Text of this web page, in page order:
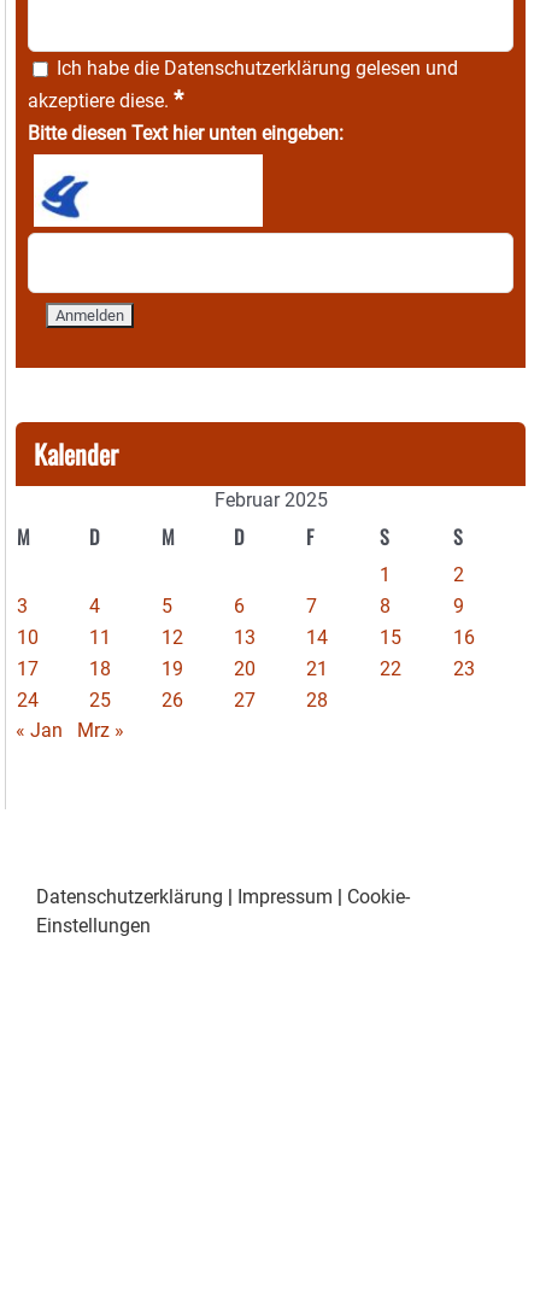
Ich habe die Datenschutzerklärung gelesen und
akzeptiere diese. *
Bitte diesen Text hier unten eingeben:
Kalender
Februar 2025
M D M D F S S
1
2
3
4 5 6 7 8
9
10
11 12 13 14 15
16
17
18 19 20 21 22
23
24
25 26 27
28
« Jan
Mrz »
Datenschutzerklärung | Impressum | Cookie-
Einstellungen